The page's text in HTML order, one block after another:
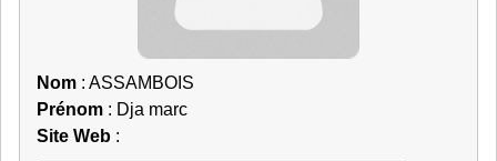
Nom : ASSAMBOIS
Prénom : Dja marc
Site Web :